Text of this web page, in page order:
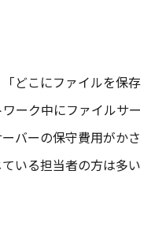
どこにファイルを保存
ーク中にファイルサー
バーの保守費用がかさ
いる担当者の方は多い